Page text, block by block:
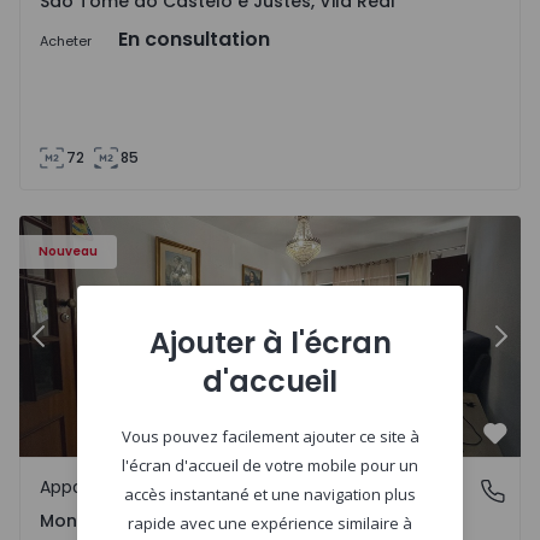
Acheter En consultation
72 85
Nouveau
- 1
Appartement T2 Montijo, Montijo e Afonsoeiro -
Précédent
Montijo e Afonsoeiro, Setúbal
Appartement
Montijo e Afonsoeiro, Setúbal
Ajouter à l'écran
d'accueil
Vous pouvez facilement ajouter ce site à
l'écran d'accueil de votre mobile pour un
accès instantané et une navigation plus
rapide avec une expérience similaire à